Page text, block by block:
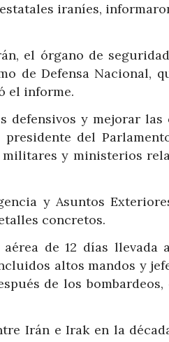
iraníes,
el órgano de
de Defensa Nacional,
el informe.
defensivos y mejorar las
del
y ministerios
y Asuntos
concretos.
de 12 días llevada
altos mandos y
de los
Irán e Irak en la